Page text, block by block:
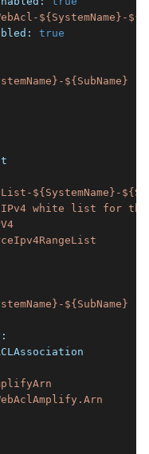
${SystemName}-
true
${SubName}
${SystemName}-
IPv4 white list for the
${SubName}